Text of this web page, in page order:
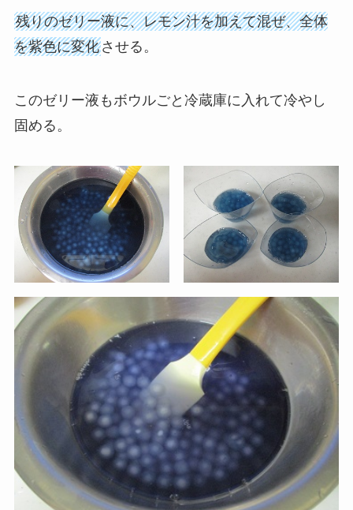
残りのゼリー液に、レモン汁を加えて混ぜ、全体
を紫色に変化させる。
このゼリー液もボウルごと冷蔵庫に入れて冷やし
固める。